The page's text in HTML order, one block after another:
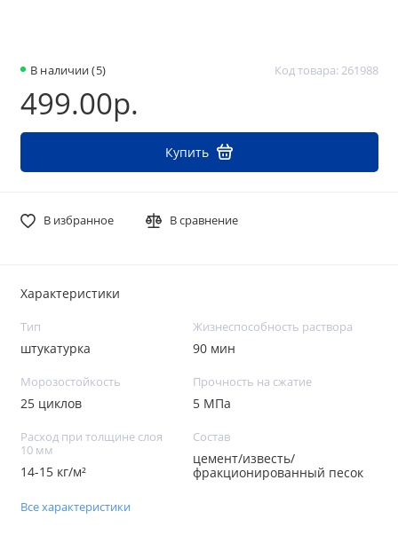
В наличии (5) Код товара: 261988
499.00р.
Купить
В избранное В сравнение
Характеристики
Тип
штукатурка
Жизнеспособность раствора
90 мин
Морозостойкость
25 циклов
Прочность на сжатие
5 МПа
Расход при толщине слоя
10 мм
14-15 кг/м²
Состав
цемент/известь/
фракционированный песок
Все характеристики